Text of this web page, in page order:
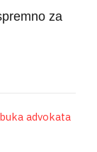
za